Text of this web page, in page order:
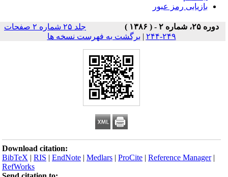
بازیابی رمز عبور
دوره ۲۵، شماره ۲ - ( ۱۳۸۶ )
جلد ۲۵ شماره ۲ صفحات
۲۴۹-۲۴۴
| برگشت به فهرست نسخه ها
Download citation:
BibTeX |RIS |EndNote |Medlars |ProCite |Reference Manager
RefWorks